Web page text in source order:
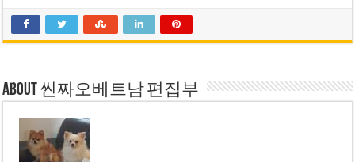
About 씬짜오베트남 편집부